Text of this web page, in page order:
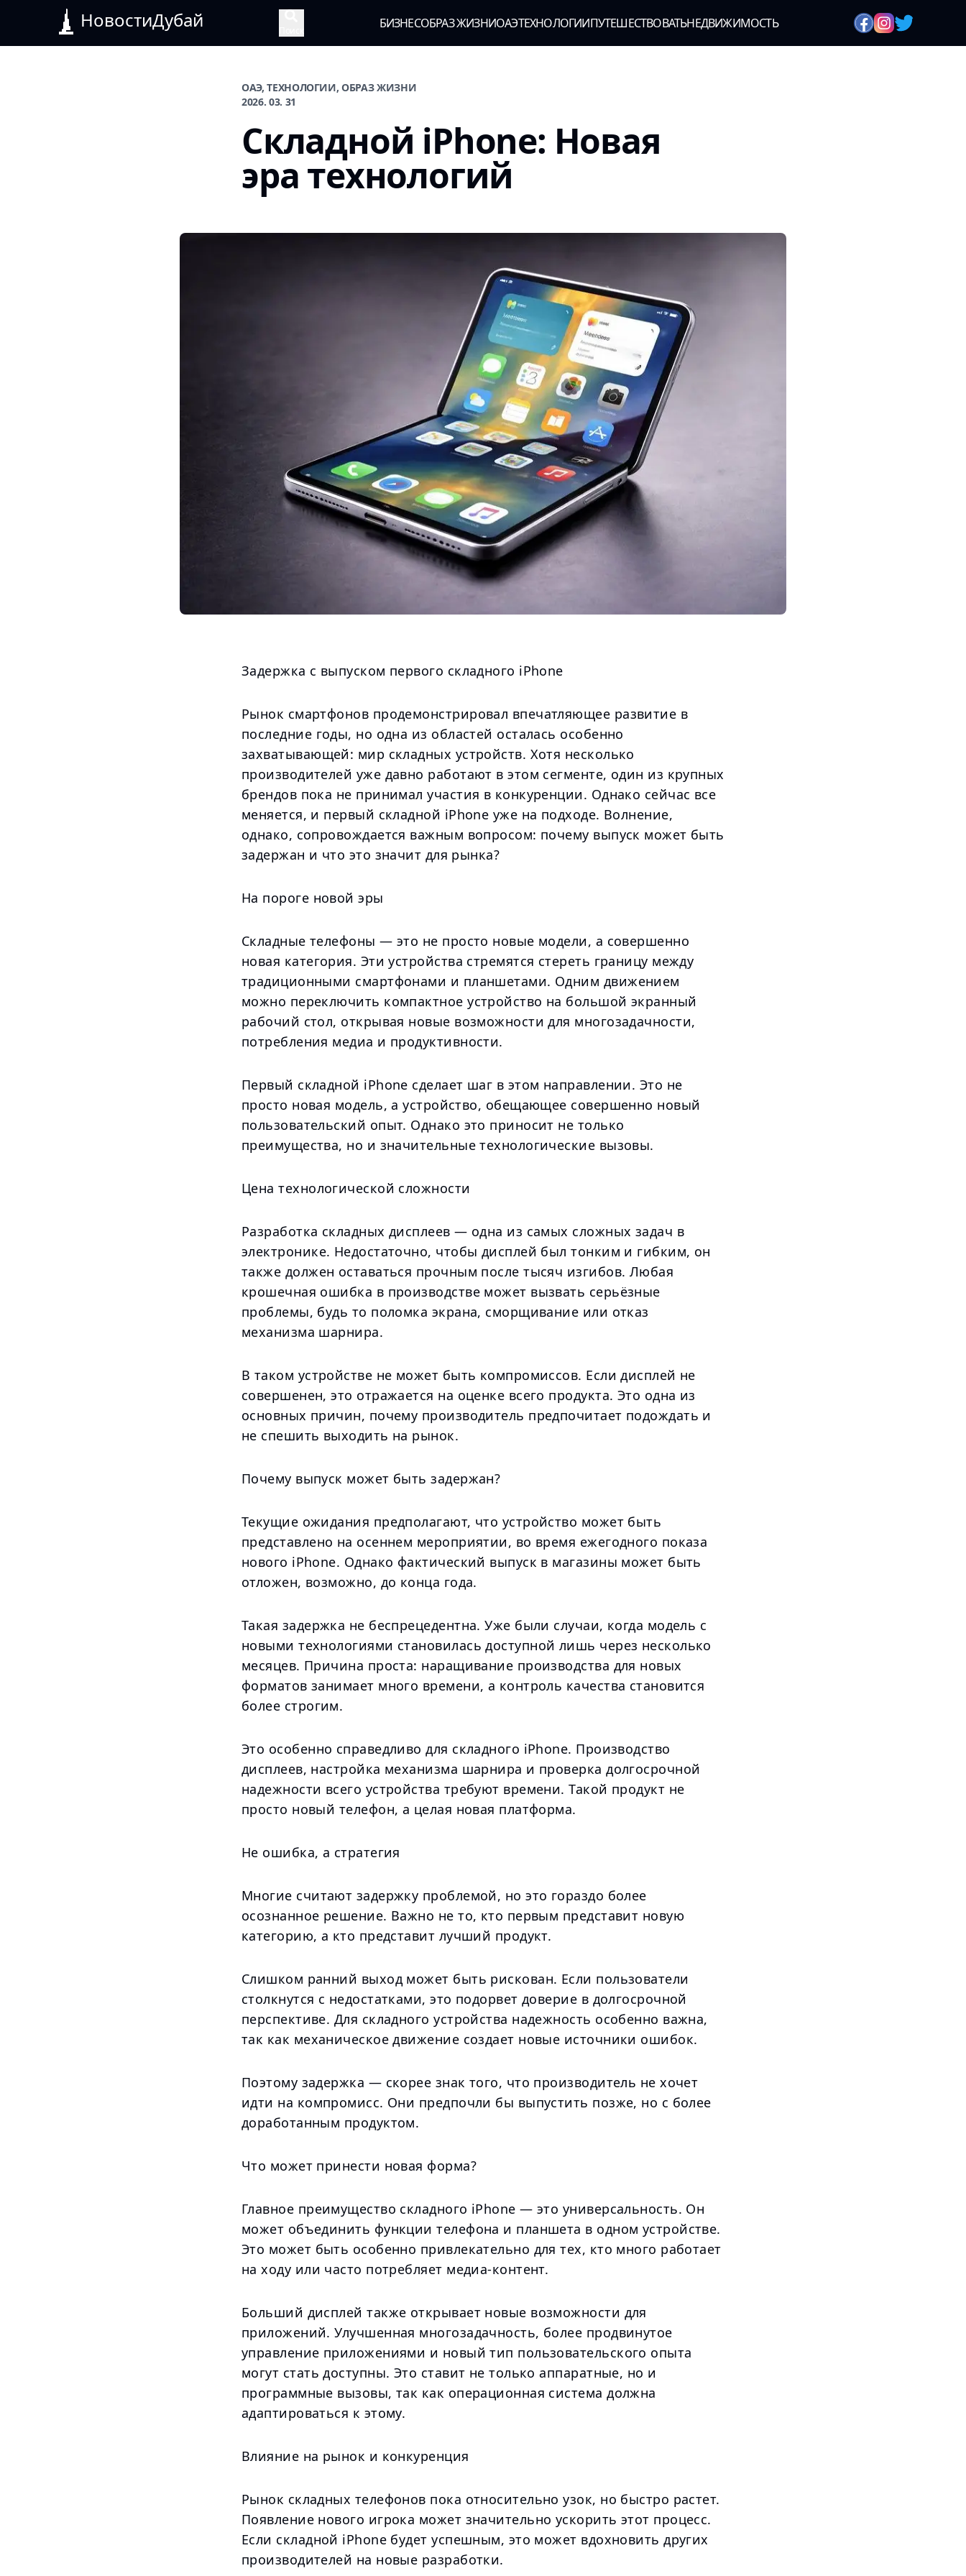
НовостиДубай БИЗНЕСОБРАЗ ЖИЗНИОАЭТЕХНОЛОГИИПУТЕШЕСТВОВАТЬНЕДВИЖИМОСТЬ
ОАЭ, ТЕХНОЛОГИИ, ОБРАЗ ЖИЗНИ
2026. 03. 31
Складной iPhone: Новая
эра технологий
Задержка с выпуском первого складного iPhone
Рынок смартфонов продемонстрировал впечатляющее развитие в
последние годы, но одна из областей осталась особенно
захватывающей: мир складных устройств. Хотя несколько
производителей уже давно работают в этом сегменте, один из крупных
брендов пока не принимал участия в конкуренции. Однако сейчас все
меняется, и первый складной iPhone уже на подходе. Волнение,
однако, сопровождается важным вопросом: почему выпуск может быть
задержан и что это значит для рынка?
На пороге новой эры
Складные телефоны — это не просто новые модели, а совершенно
новая категория. Эти устройства стремятся стереть границу между
традиционными смартфонами и планшетами. Одним движением
можно переключить компактное устройство на большой экранный
рабочий стол, открывая новые возможности для многозадачности,
потребления медиа и продуктивности.
Первый складной iPhone сделает шаг в этом направлении. Это не
просто новая модель, а устройство, обещающее совершенно новый
пользовательский опыт. Однако это приносит не только
преимущества, но и значительные технологические вызовы.
Цена технологической сложности
Разработка складных дисплеев — одна из самых сложных задач в
электронике. Недостаточно, чтобы дисплей был тонким и гибким, он
также должен оставаться прочным после тысяч изгибов. Любая
крошечная ошибка в производстве может вызвать серьёзные
проблемы, будь то поломка экрана, сморщивание или отказ
механизма шарнира.
В таком устройстве не может быть компромиссов. Если дисплей не
совершенен, это отражается на оценке всего продукта. Это одна из
основных причин, почему производитель предпочитает подождать и
не спешить выходить на рынок.
Почему выпуск может быть задержан?
Текущие ожидания предполагают, что устройство может быть
представлено на осеннем мероприятии, во время ежегодного показа
нового iPhone. Однако фактический выпуск в магазины может быть
отложен, возможно, до конца года.
Такая задержка не беспрецедентна. Уже были случаи, когда модель с
новыми технологиями становилась доступной лишь через несколько
месяцев. Причина проста: наращивание производства для новых
форматов занимает много времени, а контроль качества становится
более строгим.
Это особенно справедливо для складного iPhone. Производство
дисплеев, настройка механизма шарнира и проверка долгосрочной
надежности всего устройства требуют времени. Такой продукт не
просто новый телефон, а целая новая платформа.
Не ошибка, а стратегия
Многие считают задержку проблемой, но это гораздо более
осознанное решение. Важно не то, кто первым представит новую
категорию, а кто представит лучший продукт.
Слишком ранний выход может быть рискован. Если пользователи
столкнутся с недостатками, это подорвет доверие в долгосрочной
перспективе. Для складного устройства надежность особенно важна,
так как механическое движение создает новые источники ошибок.
Поэтому задержка — скорее знак того, что производитель не хочет
идти на компромисс. Они предпочли бы выпустить позже, но с более
доработанным продуктом.
Что может принести новая форма?
Главное преимущество складного iPhone — это универсальность. Он
может объединить функции телефона и планшета в одном устройстве.
Это может быть особенно привлекательно для тех, кто много работает
на ходу или часто потребляет медиа-контент.
Больший дисплей также открывает новые возможности для
приложений. Улучшенная многозадачность, более продвинутое
управление приложениями и новый тип пользовательского опыта
могут стать доступны. Это ставит не только аппаратные, но и
программные вызовы, так как операционная система должна
адаптироваться к этому.
Влияние на рынок и конкуренция
Рынок складных телефонов пока относительно узок, но быстро растет.
Появление нового игрока может значительно ускорить этот процесс.
Если складной iPhone будет успешным, это может вдохновить других
производителей на новые разработки.